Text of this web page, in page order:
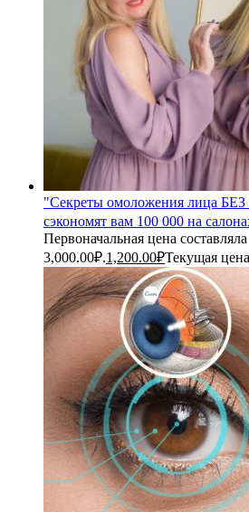
"Секреты омоложения лица БЕЗ
сэкономят вам 100 000 на
Первоначальная цена составляла
3,000.00₽.1,200.00₽Текущая